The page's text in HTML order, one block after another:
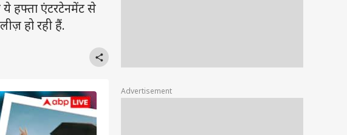
हफ्ता एंटरटेनमेंट से
हो रही हैं.
Advertisement